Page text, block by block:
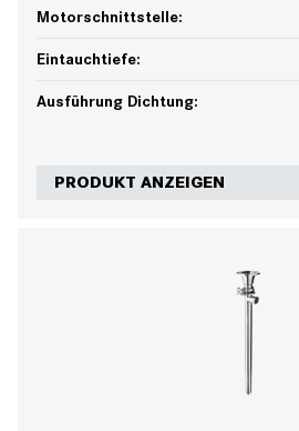
Motorschnittstelle:
Eintauchtiefe:
Ausführung Dichtung:
PRODUKT ANZEIGEN